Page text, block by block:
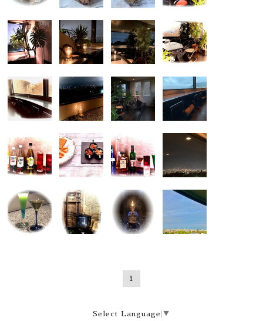
1
Select Language ▼